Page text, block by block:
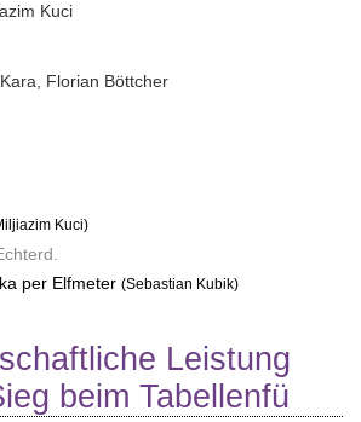
Kuci
Florian Böttcher
Kuci)
per Elfmeter (Sebastian Kubik)
Leistung
beim Tabellenfü